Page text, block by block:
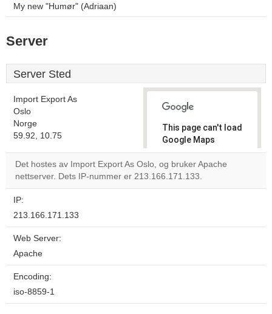
My new "Humør" (Adriaan)
Server
Server Sted
Import Export As
Oslo
Norge
59.92, 10.75
This page can't load
Google Maps
correctly.
Do you
own this
OK
Det hostes av Import Export As Oslo, og bruker Apache
nettserver. Dets IP-nummer er 213.166.171.133.
IP:
213.166.171.133
Web Server:
Apache
Encoding:
iso-8859-1